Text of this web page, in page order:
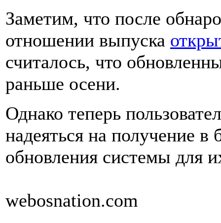
Заметим, что после
отношении выпуска
считалось, что
раньше осени.
Однако теперь
надеяться на получение
обновления системы для
webosnation.com